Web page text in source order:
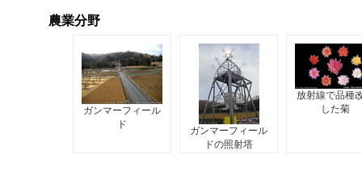
農業分野
ガンマーフィール
ド
ガンマーフィール
ドの照射塔
放射線で品種
した菊